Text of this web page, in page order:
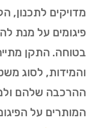
מדויקים לתכנון,
פיגומים על מנת
בטוחה. התקן
והמידות, לסוג
ההרכבה שלהם
המותרים על